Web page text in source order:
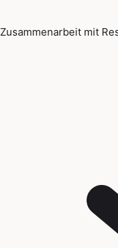
Zusammenarbeit mit